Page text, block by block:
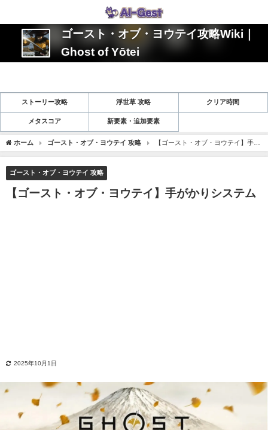
ゴースト・オブ・ヨウテイ攻略Wiki｜
Ghost of Yōtei
ストーリー攻略 浮世草 攻略 クリア時間
メタスコア 新要素・追加要素
ホーム ゴースト・オブ・ヨウテイ 攻略
【ゴースト・オブ・ヨウテイ】手が
かりシステム
ゴースト・オブ・ヨウテイ 攻略
【ゴースト・オブ・ヨウテイ】手がかりシステム
2025年10月1日